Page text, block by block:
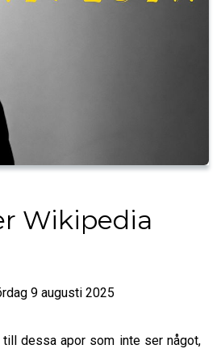
Wikipedia
9 augusti 2025
dessa apor som inte ser något,